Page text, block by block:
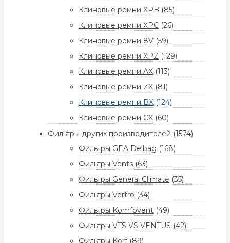
Клиновые ремни XPB (85)
Клиновые ремни XPC (26)
Клиновые ремни 8V (59)
Клиновые ремни XPZ (129)
Клиновые ремни AX (113)
Клиновые ремни ZX (81)
Клиновые ремни BX (124)
Клиновые ремни CX (60)
Фильтры других производителей (1574)
Фильтры GEA Delbag (168)
Фильтры Vents (63)
Фильтры General Climate (35)
Фильтры Vertro (34)
Фильтры Komfovent (49)
Фильтры VTS VS VENTUS (42)
Фильтры Korf (89)